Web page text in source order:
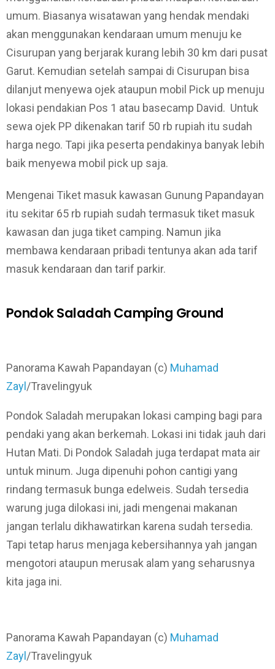
umum. Biasanya wisatawan yang hendak mendaki
akan menggunakan kendaraan umum menuju ke
Cisurupan yang berjarak kurang lebih 30 km dari pusat
Garut. Kemudian setelah sampai di Cisurupan bisa
dilanjut menyewa ojek ataupun mobil Pick up menuju
lokasi pendakian Pos 1 atau basecamp David. Untuk
sewa ojek PP dikenakan tarif 50 rb rupiah itu sudah
harga nego. Tapi jika peserta pendakinya banyak lebih
baik menyewa mobil pick up saja.
Mengenai Tiket masuk kawasan Gunung Papandayan
itu sekitar 65 rb rupiah sudah termasuk tiket masuk
kawasan dan juga tiket camping. Namun jika
membawa kendaraan pribadi tentunya akan ada tarif
masuk kendaraan dan tarif parkir.
Pondok Saladah Camping Ground
Panorama Kawah Papandayan (c) Muhamad
Zayl /Travelingyuk
Pondok Saladah merupakan lokasi camping bagi para
pendaki yang akan berkemah. Lokasi ini tidak jauh dari
Hutan Mati. Di Pondok Saladah juga terdapat mata air
untuk minum. Juga dipenuhi pohon cantigi yang
rindang termasuk bunga edelweis. Sudah tersedia
warung juga dilokasi ini, jadi mengenai makanan
jangan terlalu dikhawatirkan karena sudah tersedia.
Tapi tetap harus menjaga kebersihannya yah jangan
mengotori ataupun merusak alam yang seharusnya
kita jaga ini.
Panorama Kawah Papandayan (c) Muhamad
Zayl /Travelingyuk